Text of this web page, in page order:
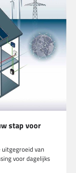
stap voor
van
voor dagelijks